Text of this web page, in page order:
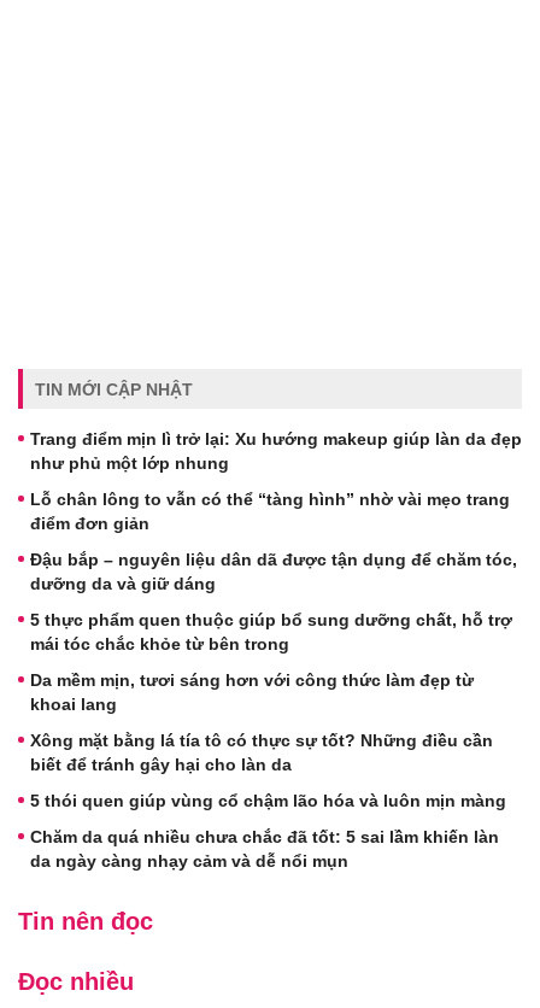
TIN MỚI CẬP NHẬT
Trang điểm mịn lì trở lại: Xu hướng makeup giúp làn da đẹp
như phủ một lớp nhung
Lỗ chân lông to vẫn có thể “tàng hình” nhờ vài mẹo trang
điểm đơn giản
Đậu bắp – nguyên liệu dân dã được tận dụng để chăm tóc,
dưỡng da và giữ dáng
5 thực phẩm quen thuộc giúp bổ sung dưỡng chất, hỗ trợ
mái tóc chắc khỏe từ bên trong
Da mềm mịn, tươi sáng hơn với công thức làm đẹp từ
khoai lang
Xông mặt bằng lá tía tô có thực sự tốt? Những điều cần
biết để tránh gây hại cho làn da
5 thói quen giúp vùng cổ chậm lão hóa và luôn mịn màng
Chăm da quá nhiều chưa chắc đã tốt: 5 sai lầm khiến làn
da ngày càng nhạy cảm và dễ nổi mụn
Tin nên đọc
Đọc nhiều